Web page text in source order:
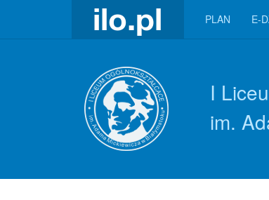
PLAN E-
I
im.